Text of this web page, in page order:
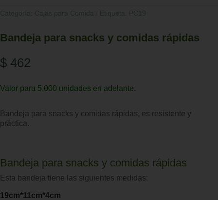
Bandeja para snacks y comidas rápidas
$ 462
Valor para 5.000 unidades en adelante.
Bandeja para snacks y comidas rápidas, es resistente y
práctica.
Bandeja para snacks y comidas rápidas
Esta bandeja tiene las siguientes medidas:
19cm*11cm*4cm